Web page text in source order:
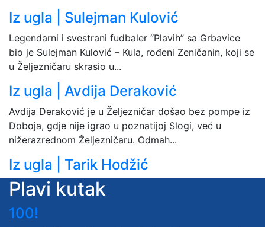
Iz ugla | Sulejman Kulović
Legendarni i svestrani fudbaler “Plavih” sa Grbavice
bio je Sulejman Kulović – Kula, rođeni Zeničanin, koji se
u Željezničaru skrasio u...
Iz ugla | Avdija Deraković
Avdija Deraković je u Željezničar došao bez pompe iz
Doboja, gdje nije igrao u poznatijoj Slogi, već u
nižerazrednom Željezničaru. Odmah...
Iz ugla | Tarik Hodžić
Plavi kutak
100!